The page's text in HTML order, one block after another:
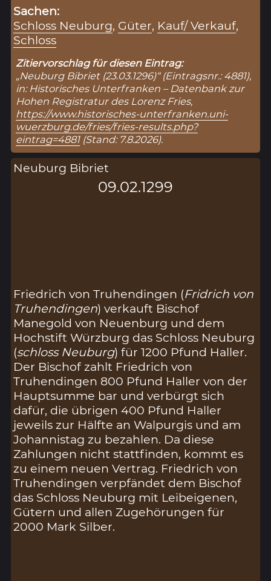
Sachen:
Schloss Neuburg, Güter, Kauf/ Verkauf,
Schloss
Zitiervorschlag für diesen Eintrag:
„Neuburg Bibriet (23.03.1296)“ (Eintragsnr.: 4881),
in: Historisches Unterfranken – Datenbank zur
Hohen Registratur des Lorenz Fries,
https://www.historisches-unterfranken.uni-
wuerzburg.de/fries/fries-results.php?
eintrag=4881(Stand: 7.8.2026).
Neuburg Bibriet
09.02.1299
Friedrich von Truhendingen (Fridrich von
Truhendingen) verkauft Bischof
Manegold von Neuenburg und dem
Hochstift Würzburg das Schloss Neuburg
(schloss Neuburg) für 1200 Pfund Haller.
Der Bischof zahlt Friedrich von
Truhendingen 800 Pfund Haller von der
Hauptsumme bar und verbürgt sich
dafür, die übrigen 400 Pfund Haller
jeweils zur Hälfte an Walpurgis und am
Johannistag zu bezahlen. Da diese
Zahlungen nicht stattfinden, kommt es
zu einem neuen Vertrag. Friedrich von
Truhendingen verpfändet dem Bischof
das Schloss Neuburg mit Leibeigenen,
Gütern und allen Zugehörungen für
2000 Mark Silber.